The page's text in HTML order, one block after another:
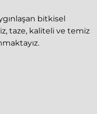
bitkisel
taze, kaliteli ve temiz